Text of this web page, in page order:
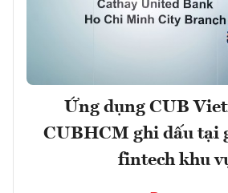
Ứng dụng CUB
CUBHCM ghi dấu tại
fintech khu